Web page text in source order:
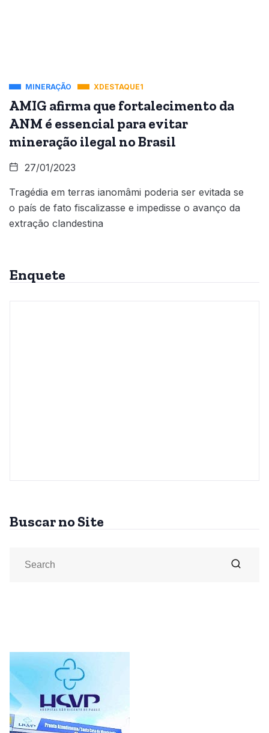
MINERAÇÃO XDESTAQUE1
AMIG afirma que fortalecimento da
ANM é essencial para evitar
mineração ilegal no Brasil
27/01/2023
Tragédia em terras ianomâmi poderia ser evitada se
o país de fato fiscalizasse e impedisse o avanço da
extração clandestina
Enquete
Buscar no Site